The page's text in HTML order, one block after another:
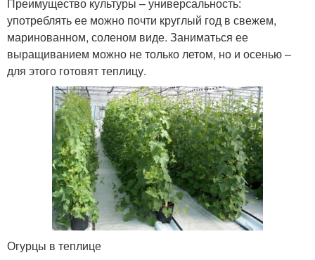
употреблять ее можно почти круглый год в свежем,
маринованном, соленом виде. Заниматься ее
выращиванием можно не только летом, но и осенью –
для этого готовят теплицу.
Огурцы в теплице